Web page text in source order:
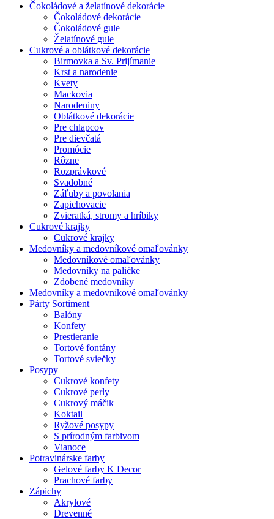
Čokoládové a želatínové dekorácie
Čokoládové dekorácie
Čokoládové gule
Želatínové gule
Cukrové a oblátkové dekorácie
Birmovka a Sv. Prijímanie
Krst a narodenie
Kvety
Mackovia
Narodeniny
Oblátkové dekorácie
Pre chlapcov
Pre dievčatá
Promócie
Rôzne
Rozprávkové
Svadobné
Záľuby a povolania
Zapichovacie
Zvieratká, stromy a hríbiky
Cukrové krajky
Cukrové krajky
Medovníky a medovníkové omaľovánky
Medovníkové omaľovánky
Medovníky na paličke
Zdobené medovníky
Medovníky a medovníkové omaľovánky
Párty Sortiment
Balóny
Konfety
Prestieranie
Tortové fontány
Tortové sviečky
Posypy
Cukrové konfety
Cukrové perly
Cukrový máčik
Koktail
Ryžové posypy
S prírodným farbivom
Vianoce
Potravinárske farby
Gelové farby K Decor
Prachové farby
Zápichy
Akrylové
Drevenné